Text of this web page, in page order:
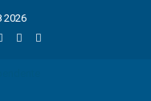
2026